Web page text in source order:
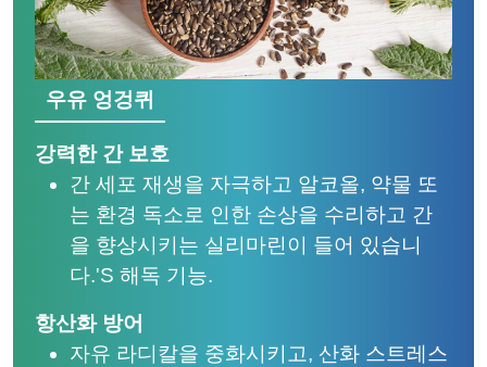
우유 엉겅퀴
강력한 간 보호
간 세포 재생을 자극하고 알코올, 약물 또
는 환경 독소로 인한 손상을 수리하고 간
을 향상시키는 실리마린이 들어 있습니
다.'S 해독 기능.
항산화 방어
자유 라디칼을 중화시키고, 산화 스트레스